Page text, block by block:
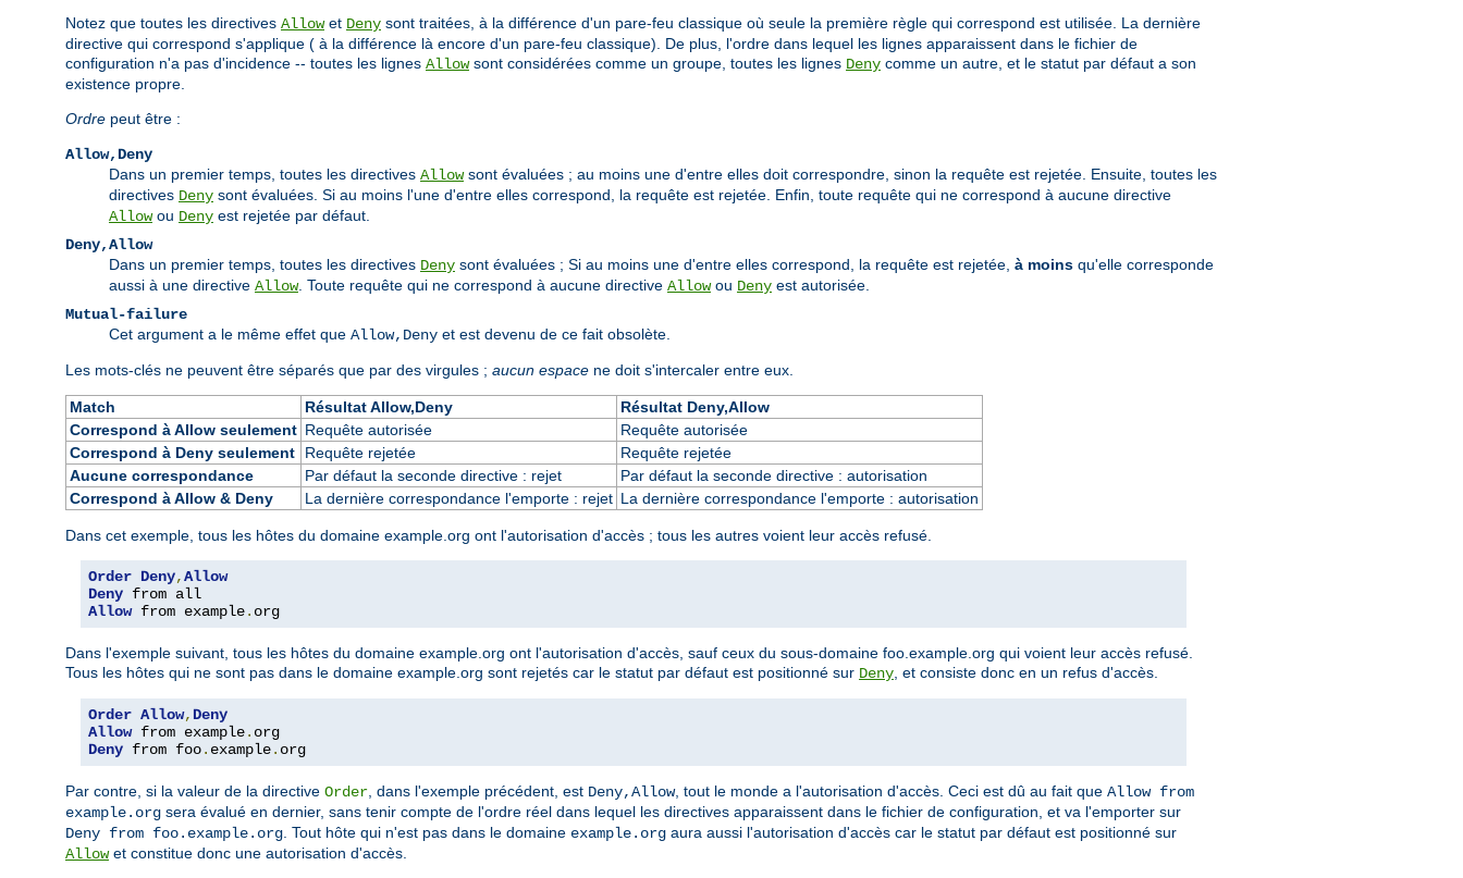
Notez que toutes les directives Allowet Deny sont traitées, à la différence d'un pare-feu classique où seule la première règle qui correspond est utilisée. La dernière
directive qui correspond s'applique ( à la différence là encore d'un pare-feu classique). De plus, l'ordre dans lequel les lignes apparaissent dans le fichier de
configuration n'a pas d'incidence -- toutes les lignes Allowsont considérées comme un groupe, toutes les lignes Deny comme un autre, et le statut par défaut a son
existence propre.
Ordre peut être :
Allow,Deny
Dans un premier temps, toutes les directives Allowsont évaluées ; au moins une d'entre elles doit correspondre, sinon la requête est rejetée. Ensuite, toutes les
directives Deny sont évaluées. Si au moins l'une d'entre elles correspond, la requête est rejetée. Enfin, toute requête qui ne correspond à aucune directive
Allowou Deny est rejetée par défaut.
Deny,Allow
Dans un premier temps, toutes les directives Deny sont évaluées ; Si au moins une d'entre elles correspond, la requête est rejetée, à moins qu'elle corresponde
aussi à une directive Allow. Toute requête qui ne correspond à aucune directive Allowou Deny est autorisée.
Mutual-failure
Cet argument a le même effet que Allow,Deny et est devenu de ce fait obsolète.
Les mots-clés ne peuvent être séparés que par des virgules ; aucun espace ne doit s'intercaler entre eux.
Match Résultat Allow,Deny
Résultat Deny,Allow
Correspond à Allow seulement Requête autorisée
Requête autorisée
Correspond à Deny seulement
Requête rejetée
Requête rejetée
Aucune correspondance
Par défaut la seconde directive : rejet
Par défaut la seconde directive : autorisation
Correspond à Allow & Deny
La dernière correspondance l'emporte : rejet La dernière correspondance l'emporte : autorisation
Dans cet exemple, tous les hôtes du domaine example.org ont l'autorisation d'accès ; tous les autres voient leur accès refusé.
Order Deny,Allow
Deny
Allow from example. org
Dans l'exemple suivant, tous les hôtes du domaine example.org ont l'autorisation d'accès, sauf ceux du sous-domaine foo.example.org qui voient leur accès refusé.
Tous les hôtes qui ne sont pas dans le domaine example.org sont rejetés car le statut par défaut est positionné sur Deny , et consiste donc en un refus d'accès.
Order Allow, Deny
Allow from example.
Deny from foo. example. org
Par contre, si la valeur de la directive Order , dans l'exemple précédent, est Deny,Allow, tout le monde a l'autorisation d'accès. Ceci est dû au fait que Allow from
example.org sera évalué en dernier, sans tenir compte de l'ordre réel dans lequel les directives apparaissent dans le fichier de configuration, et va l'emporter sur
Deny from foo.example.org . Tout hôte qui n'est pas dans le domaine example.org aura aussi l'autorisation d'accès car le statut par défaut est positionné sur
Allowet constitue donc une autorisation d'accès.